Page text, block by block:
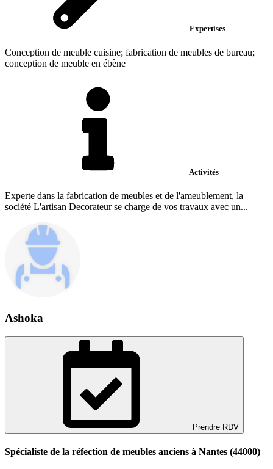
Expertises
Conception de meuble cuisine; fabrication de meubles de bureau;
conception de meuble en ébène
Activités
Experte dans la fabrication de meubles et de l'ameublement, la
société L'artisan Decorateur se charge de vos travaux avec un...
Ashoka
Prendre RDV
Spécialiste de la réfection de meubles anciens à Nantes (44000)